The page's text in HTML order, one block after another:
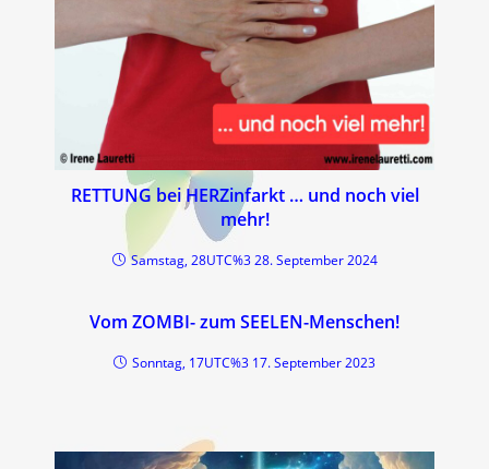
RETTUNG bei HERZinfarkt … und noch viel
mehr!
Samstag, 28UTC%3 28. September 2024
Vom ZOMBI- zum SEELEN-Menschen!
Sonntag, 17UTC%3 17. September 2023